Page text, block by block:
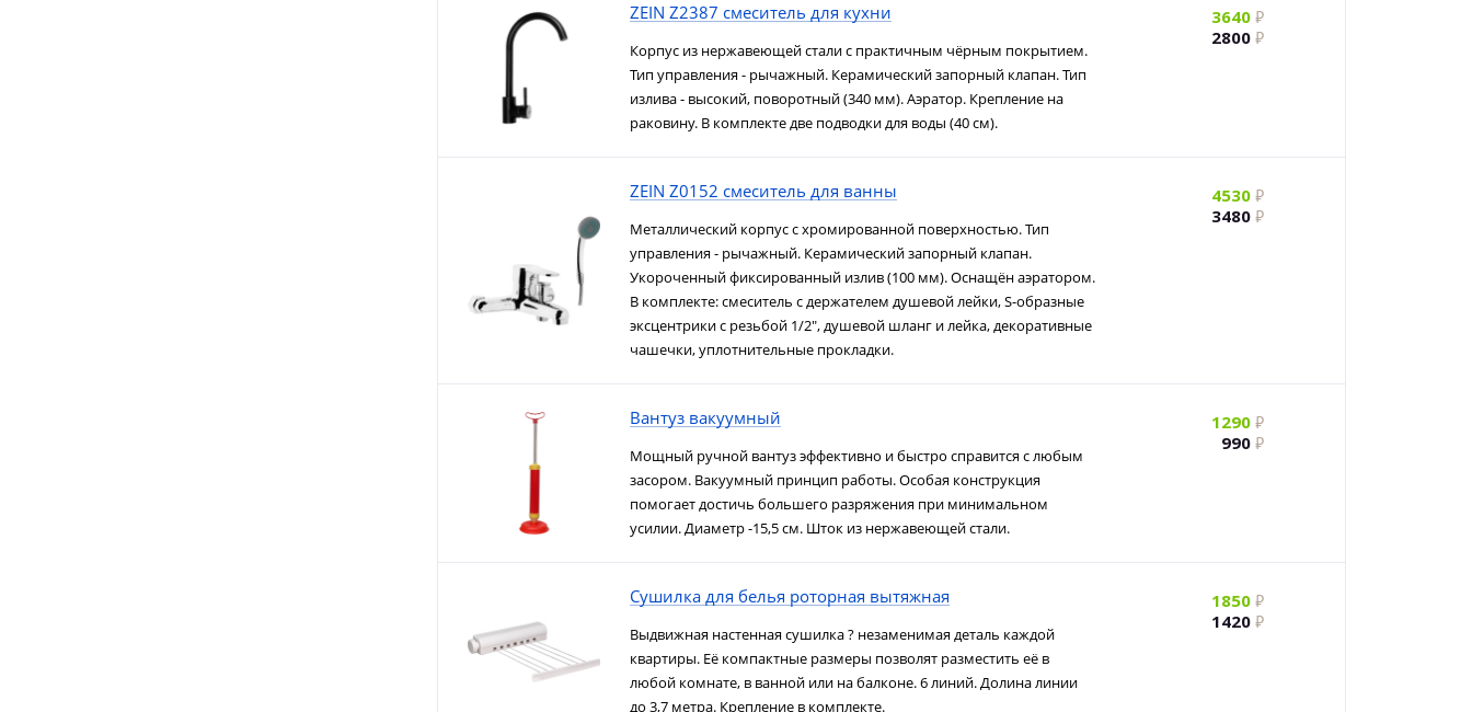
ZEIN Z2387 смеситель для кухни
Корпус из нержавеющей стали с практичным чёрным покрытием.
Тип управления - рычажный. Керамический запорный клапан. Тип
излива - высокий, поворотный (340 мм). Аэратор. Крепление на
раковину. В комплекте две подводки для воды (40 см).
3640
2800
ZEIN Z0152 смеситель для ванны
Металлический корпус с хромированной поверхностью. Тип
управления - рычажный. Керамический запорный клапан.
Укороченный фиксированный излив (100 мм). Оснащён аэратором.
В комплекте: смеситель с держателем душевой лейки, S-образные
эксцентрики с резьбой 1/2", душевой шланг и лейка, декоративные
чашечки, уплотнительные прокладки.
4530
3480
Вантуз вакуумный
Мощный ручной вантуз эффективно и быстро справится с любым
засором. Вакуумный принцип работы. Особая конструкция
помогает достичь большего разряжения при минимальном
усилии. Диаметр -15,5 см. Шток из нержавеющей стали.
1290
990
Сушилка для белья роторная вытяжная
Выдвижная настенная сушилка ? незаменимая деталь каждой
квартиры. Её компактные размеры позволят разместить её в
любой комнате, в ванной или на балконе. 6 линий. Долина линии
до 3,7 метра. Крепление в комплекте.
1850
1420